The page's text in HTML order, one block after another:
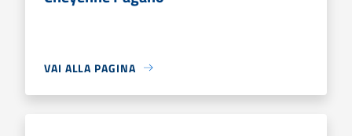
VAI ALLA PAGINA